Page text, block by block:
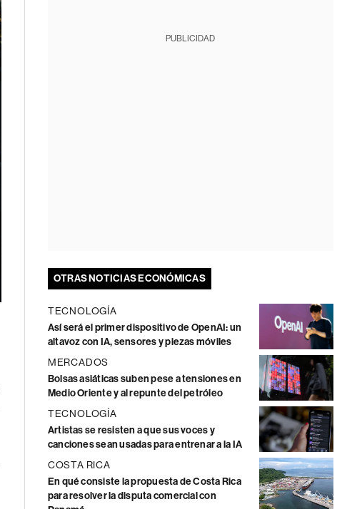
PUBLICIDAD
OTRAS NOTICIAS ECONÓMICAS
TECNOLOGÍA
Así será el primer dispositivo de OpenAI: un
altavoz con IA, sensores y piezas móviles
MERCADOS
Bolsas asiáticas suben pese a tensiones en
Medio Oriente y al repunte del petróleo
TECNOLOGÍA
Artistas se resisten a que sus voces y
canciones sean usadas para entrenar a la IA
COSTA RICA
En qué consiste la propuesta de Costa Rica
para resolver la disputa comercial con